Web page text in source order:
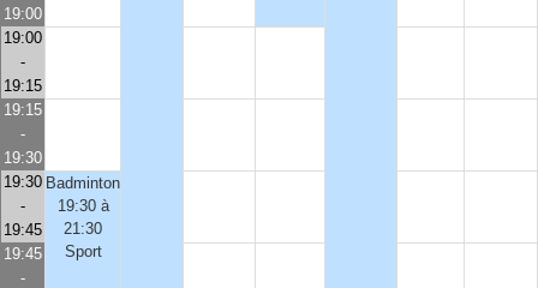
19:00
19:00
-
19:15
19:15
-
19:30
19:30
-
19:45
Badminton
19:30 à
21:30
Sport
19:45
-